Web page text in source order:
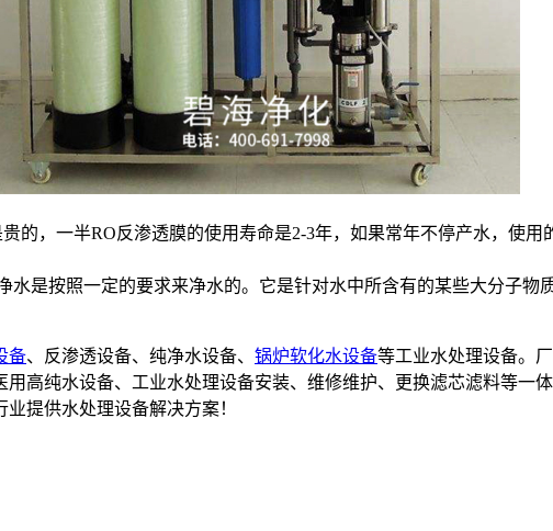
，一半RO反渗透膜的使用寿命是2-3年，如果常年不停产水，使用
是按照一定的要求来净水的。它是针对水中所含有的某些大分子物
备、反渗透设备、纯净水设备、 锅炉软化水设备等工业水处理设备。
高纯水设备、工业水处理设备安装、维修维护、更换滤芯滤料等一
提供水处理设备解决方案！